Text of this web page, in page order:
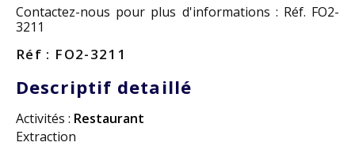
Contactez-nous pour plus d'informations : Réf. FO2-
3211
Réf : FO2-3211
Descriptif detaillé
Activités : Restaurant
Extraction